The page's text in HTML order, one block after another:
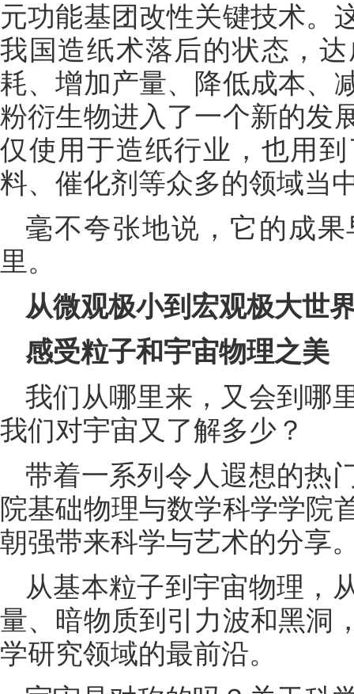
元功能基团改性关键技术。
我国造纸术落后的状态，
耗、增加产量、降低成本、
粉衍生物进入了一个新的发
仅使用于造纸行业，也用
料、催化剂等众多的领域当
毫不夸张地说，它的成
里。
从微观极小到宏观极大世
感受粒子和宇宙物理之美
我们从哪里来，又会到哪
我们对宇宙又了解多少？
带着一系列令人遐想的热
院基础物理与数学科学学院
朝强带来科学与艺术的分享
从基本粒子到宇宙物理，
量、暗物质到引力波和黑洞
学研究领域的最前沿。